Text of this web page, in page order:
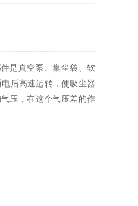
是真空泵、集尘袋、软
后高速运转，使吸尘器
压，在这个气压差的作
内，起到冷却电机、净